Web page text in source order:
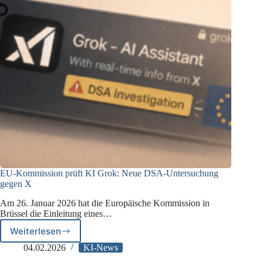
EU-Kommission prüft KI Grok: Neue DSA-Untersuchung
gegen X
Am 26. Januar 2026 hat die Europäische Kommission in
Brüssel die Einleitung eines…
Weiterlesen
EU-
Kommission
04.02.2026 KI-News